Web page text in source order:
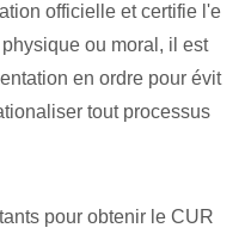
officielle et certifie⁢ l'e
physique ou moral, il est
en ordre pour évit
tout processus
pour obtenir le CUR